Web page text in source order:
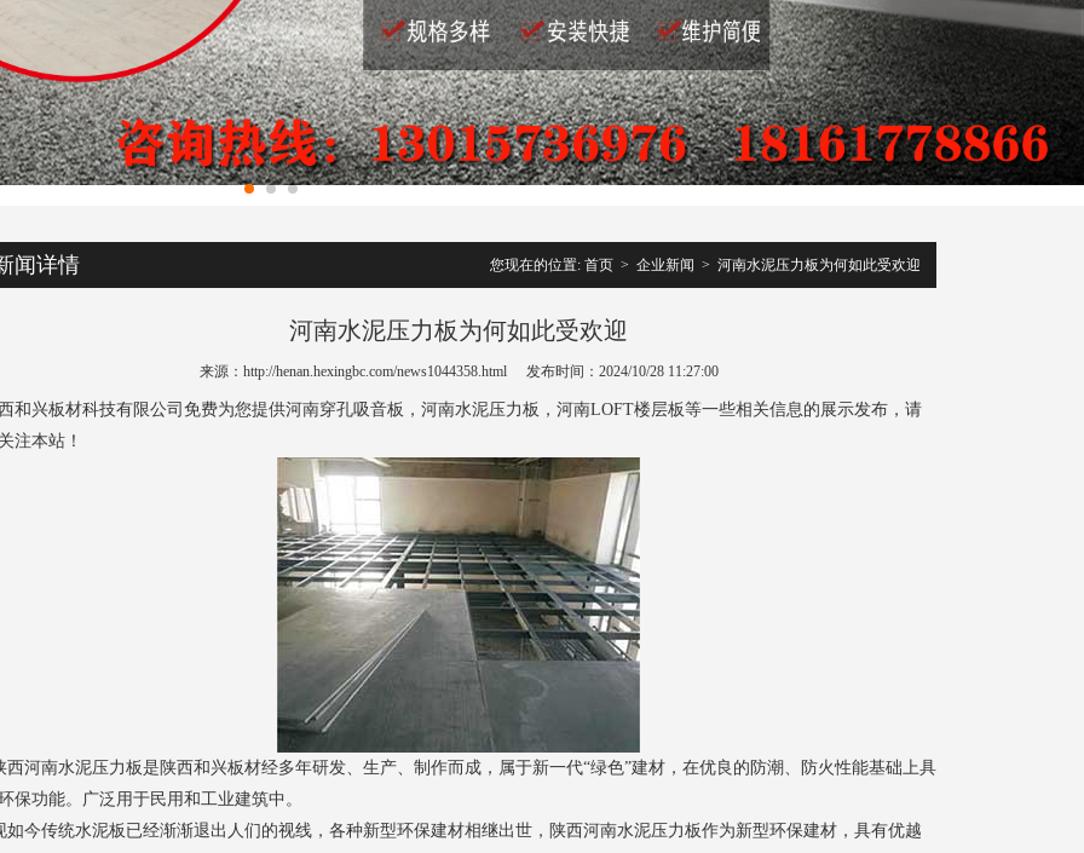
闻详情 您现在的位置: 首页 > 企业新闻 > 河南水泥压力板为何如此受欢迎
河南水泥压力板为何如此受欢迎
来源：http://henan.hexingbc.com/news1044358.html 发布时间：2024/10/28 11:27:00
和兴板材科技有限公司免费为您提供河南穿孔吸音板 ，河南水泥压力板，河南LOFT楼层板等一些相关信息的展示发布，请
注本站！
河南水泥压力板是陕西和兴板材经多年研发、生产、制作而成，属于新一代“绿色”建材，在优良的防潮、防火性能基础上具
保功能。广泛用于民用和工业建筑中。
今传统水泥板已经渐渐退出人们的视线，各种新型环保建材相继出世，陕西河南水泥压力板作为新型环保建材，具有优越